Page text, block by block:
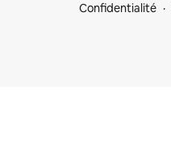
Confidentialité